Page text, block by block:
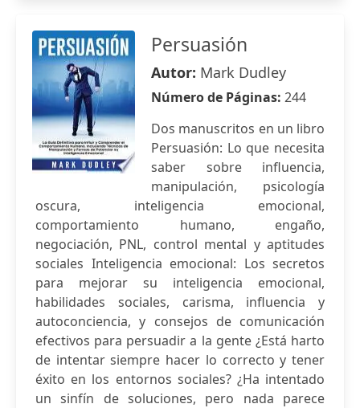
Persuasión
Autor: Mark Dudley
Número de Páginas: 244
Dos manuscritos en un libro
Persuasión: Lo que necesita
saber sobre influencia,
manipulación, psicología
oscura, inteligencia emocional,
comportamiento humano, engaño,
negociación, PNL, control mental y aptitudes
sociales Inteligencia emocional: Los secretos
para mejorar su inteligencia emocional,
habilidades sociales, carisma, influencia y
autoconciencia, y consejos de comunicación
efectivos para persuadir a la gente ¿Está harto
de intentar siempre hacer lo correcto y tener
éxito en los entornos sociales? ¿Ha intentado
un sinfín de soluciones, pero nada parece